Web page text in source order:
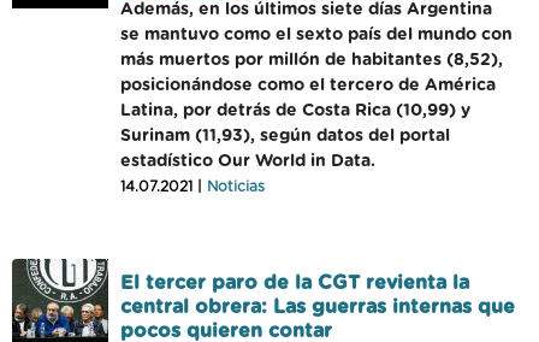
Además, en los últimos siete días Argentina
se mantuvo como el sexto país del mundo con
más muertos por millón de habitantes (8,52),
posicionándose como el tercero de América
Latina, por detrás de Costa Rica (10,99) y
Surinam (11,93), según datos del portal
estadístico Our World in Data.
14.07.2021 | Noticias
El tercer paro de la CGT revienta la
central obrera: Las guerras internas que
pocos quieren contar